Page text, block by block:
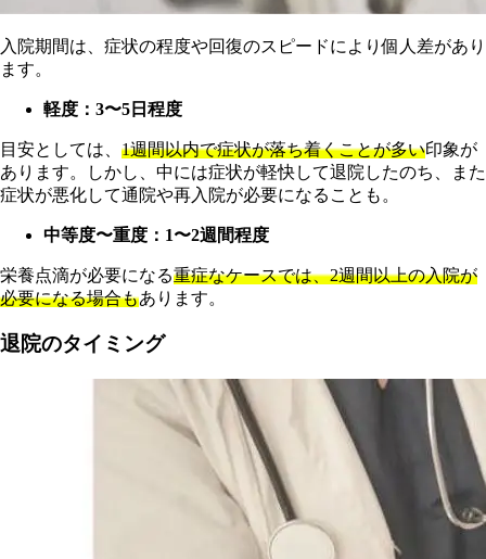
入院期間は、症状の程度や回復のスピードにより個人差があり
ます。
軽度：3〜5日程度
目安としては、 1週間以内で症状が落ち着くことが多い印象が
あります。しかし、中には症状が軽快して退院したのち、また
症状が悪化して通院や再入院が必要になることも。
中等度〜重度：1〜2週間程度
栄養点滴が必要になる重症なケースでは、2週間以上の入院が
必要になる場合もあります。
退院のタイミング